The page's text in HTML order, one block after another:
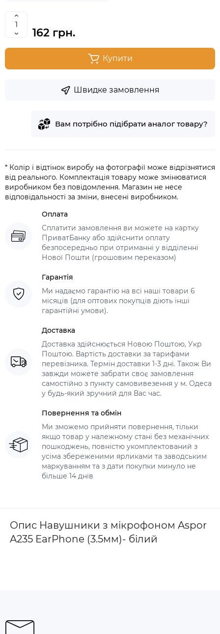
162 грн.
Купити
Швидке замовлення
Вам потрібно підібрати аналог товару?
* Колір і відтінок виробу на фотографії може відрізнятися
від реального. Комплектація товару може змінюватися
виробником без повідомлення. Магазин не несе
відповідальності за зміни, внесені виробником.
Оплата
Сплатити замовлення ви можете на картку
ПриватБанку або здійснити оплату
безпосередньо при отриманні у відділенні
Нової Пошти (грошовим переказом)
Гарантія
Ми надаємо гарантію на всі наші товари 6
місяців (для оптових покупців діють інші
гарантійні умови).
Доставка
Доставка здійснюється Новою Поштою, Укр
Поштою. Вартість доставки за тарифами
перевізника. Термін доставки 1-3 дні. Також Ви
завжди можете забрати своє замовлення
самостійно з пункту самовивезення у м. Одеса
у будь-який зручний для Вас час.
Повернення та обмін
Ми зможемо прийняти повернення, тільки
якщо товар у належному стані без механічних
пошкоджень, повністю укомплектований з
усіма збереженими ярликами та заводським
маркуванням та з дати покупки минуло не
більше 14 днів
Опис Навушники з мікрофоном Aspor
A235 EarPhone (3.5мм)- білий